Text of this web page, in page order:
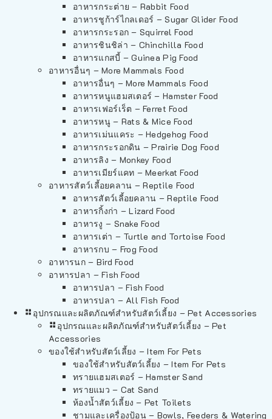
อาหารกระต่าย – Rabbit Food
อาหารชูก้าร์ไกลเดอร์ – Sugar Glider Food
อาหารกระรอก – Squirrel Food
อาหารชินชิล่า – Chinchilla Food
อาหารแกสบี้ – Guinea Pig Food
อาหารอื่นๆ – More Mammals Food
อาหารอื่นๆ – More Mammals Food
อาหารหนูแฮมสเตอร์ – Hamster Food
อาหารเฟอร์เร็ต – Ferret Food
อาหารหนู – Rats & Mice Food
อาหารเม่นแคระ – Hedgehog Food
อาหารกระรอกดิน – Prairie Dog Food
อาหารลิง – Monkey Food
อาหารเมียร์แคท – Meerkat Food
อาหารสัตว์เลี้อยคลาน – Reptile Food
อาหารสัตว์เลี้อยคลาน – Reptile Food
อาหารกิ้งก่า – Lizard Food
อาหารงู – Snake Food
อาหารเต่า – Turtle and Tortoise Food
อาหารกบ – Frog Food
อาหารนก – Bird Food
อาหารปลา – Fish Food
อาหารปลา – Fish Food
อาหารปลา – All Fish Food
อุปกรณและผลิตภัณฑ์สำหรับสัตว์เลี้ยง – Pet Accessories
อุปกรณและผลิตภัณฑ์สำหรับสัตว์เลี้ยง – Pet
Accessories
ของใช้สำหรับสัตว์เลี้ยง – Item For Pets
ของใช้สำหรับสัตว์เลี้ยง – Item For Pets
ทรายแฮมสเตอร์ – Hamster Sand
ทรายแมว – Cat Sand
ห้องน้ำสัตว์เลี้ยง – Pet Toilets
ชามและเครื่องป้อน – Bowls, Feeders & Watering